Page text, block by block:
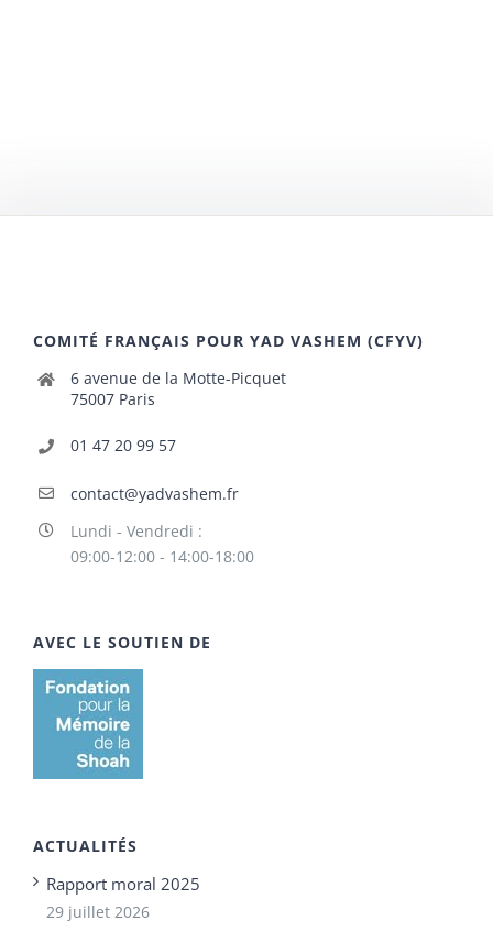
COMITÉ FRANÇAIS POUR YAD VASHEM (CFYV)
6 avenue de la Motte-Picquet
75007 Paris
01 47 20 99 57
contact@yadvashem.fr
Lundi - Vendredi :
09:00-12:00 - 14:00-18:00
AVEC LE SOUTIEN DE
ACTUALITÉS
Rapport moral 2025
29 juillet 2026